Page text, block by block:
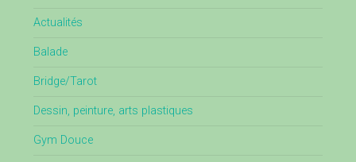
Actualités
Balade
Bridge/Tarot
Dessin, peinture, arts plastiques
Gym Douce